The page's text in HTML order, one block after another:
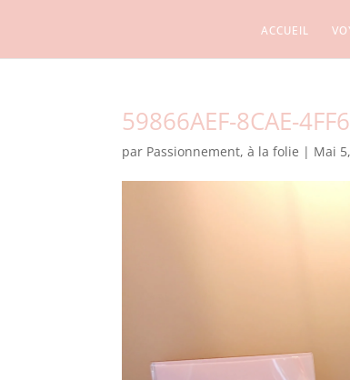
ACCUEIL
59866AEF-8CAE-
par Passionnement, à la folie | Mai